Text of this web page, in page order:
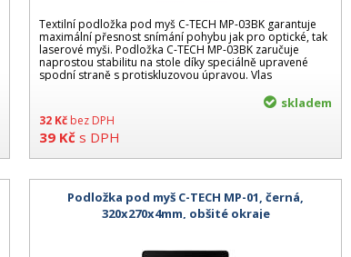
Textilní podložka pod myš C-TECH MP-03BK garantuje
maximální přesnost snímání pohybu jak pro optické, tak
laserové myši. Podložka C-TECH MP-03BK zaručuje
naprostou stabilitu na stole díky speciálně upravené
spodní straně s protiskluzovou úpravou. Vlas
32 Kč bez DPH
39 Kč s DPH
skladem
Podložka pod myš C-TECH MP-01, černá,
320x270x4mm, obšité okraje